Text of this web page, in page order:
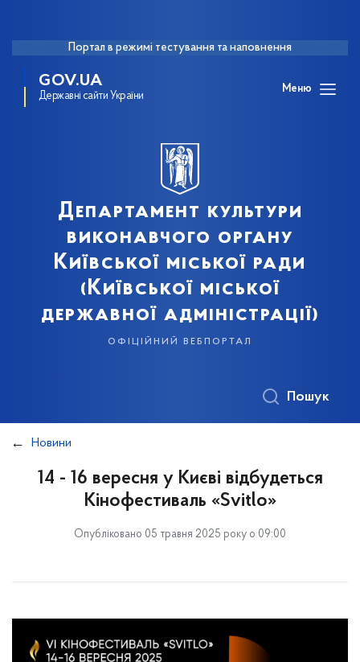
Портал в режимі тестування та наповнення
GOV.UA
Державні сайти України
Меню
Департамент культури
виконавчого органу
Київської міської ради
(Київської міської
державної адміністрації)
офіційний вебпортал
Пошук
Новини
14 - 16 вересня у Києві відбудеться
Кінофестиваль «Svitlo»
Опубліковано 05 травня 2025 року о 09:00